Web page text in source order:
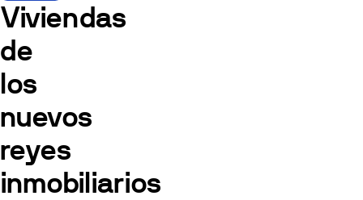
Viviendas
de
los
nuevos
reyes
inmobiliarios